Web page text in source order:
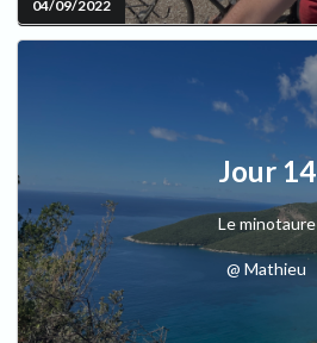
04/09/2022
Jour 14
Le minotaure
@ Mathieu